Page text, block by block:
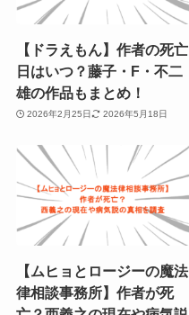
【ドラえもん】作者の死亡
日はいつ？藤子・F・不二
雄の作品もまとめ！
2026年2月25日 2026年5月18日
【ムヒョとロージーの魔法
律相談事務所】作者が死